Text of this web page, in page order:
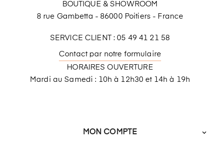
BOUTIQUE & SHOWROOM
8 rue Gambetta - 86000 Poitiers - France
SERVICE CLIENT : 05 49 41 21 58
Contact par notre formulaire
HORAIRES OUVERTURE
Mardi au Samedi : 10h à 12h30 et 14h à 19h
MON COMPTE 